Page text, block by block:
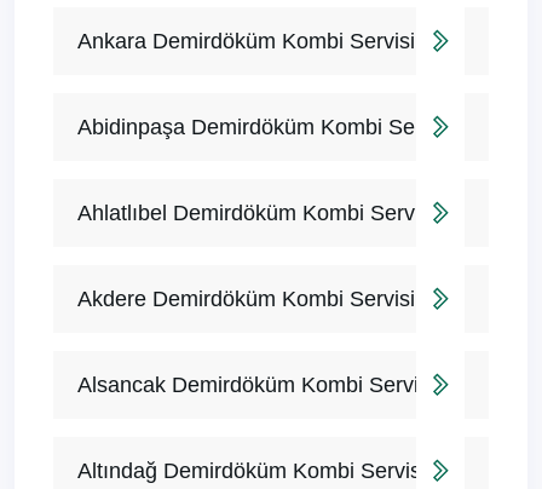
Ankara Demirdöküm Kombi Servisi
Abidinpaşa Demirdöküm Kombi Servisi
Ahlatlıbel Demirdöküm Kombi Servisi
Akdere Demirdöküm Kombi Servisi
Alsancak Demirdöküm Kombi Servisi
Altındağ Demirdöküm Kombi Servisi